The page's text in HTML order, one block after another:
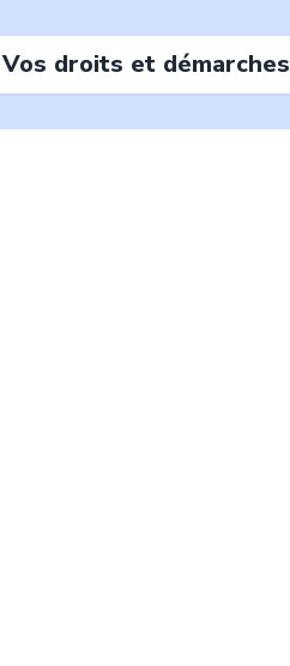
Vos droits et démarches